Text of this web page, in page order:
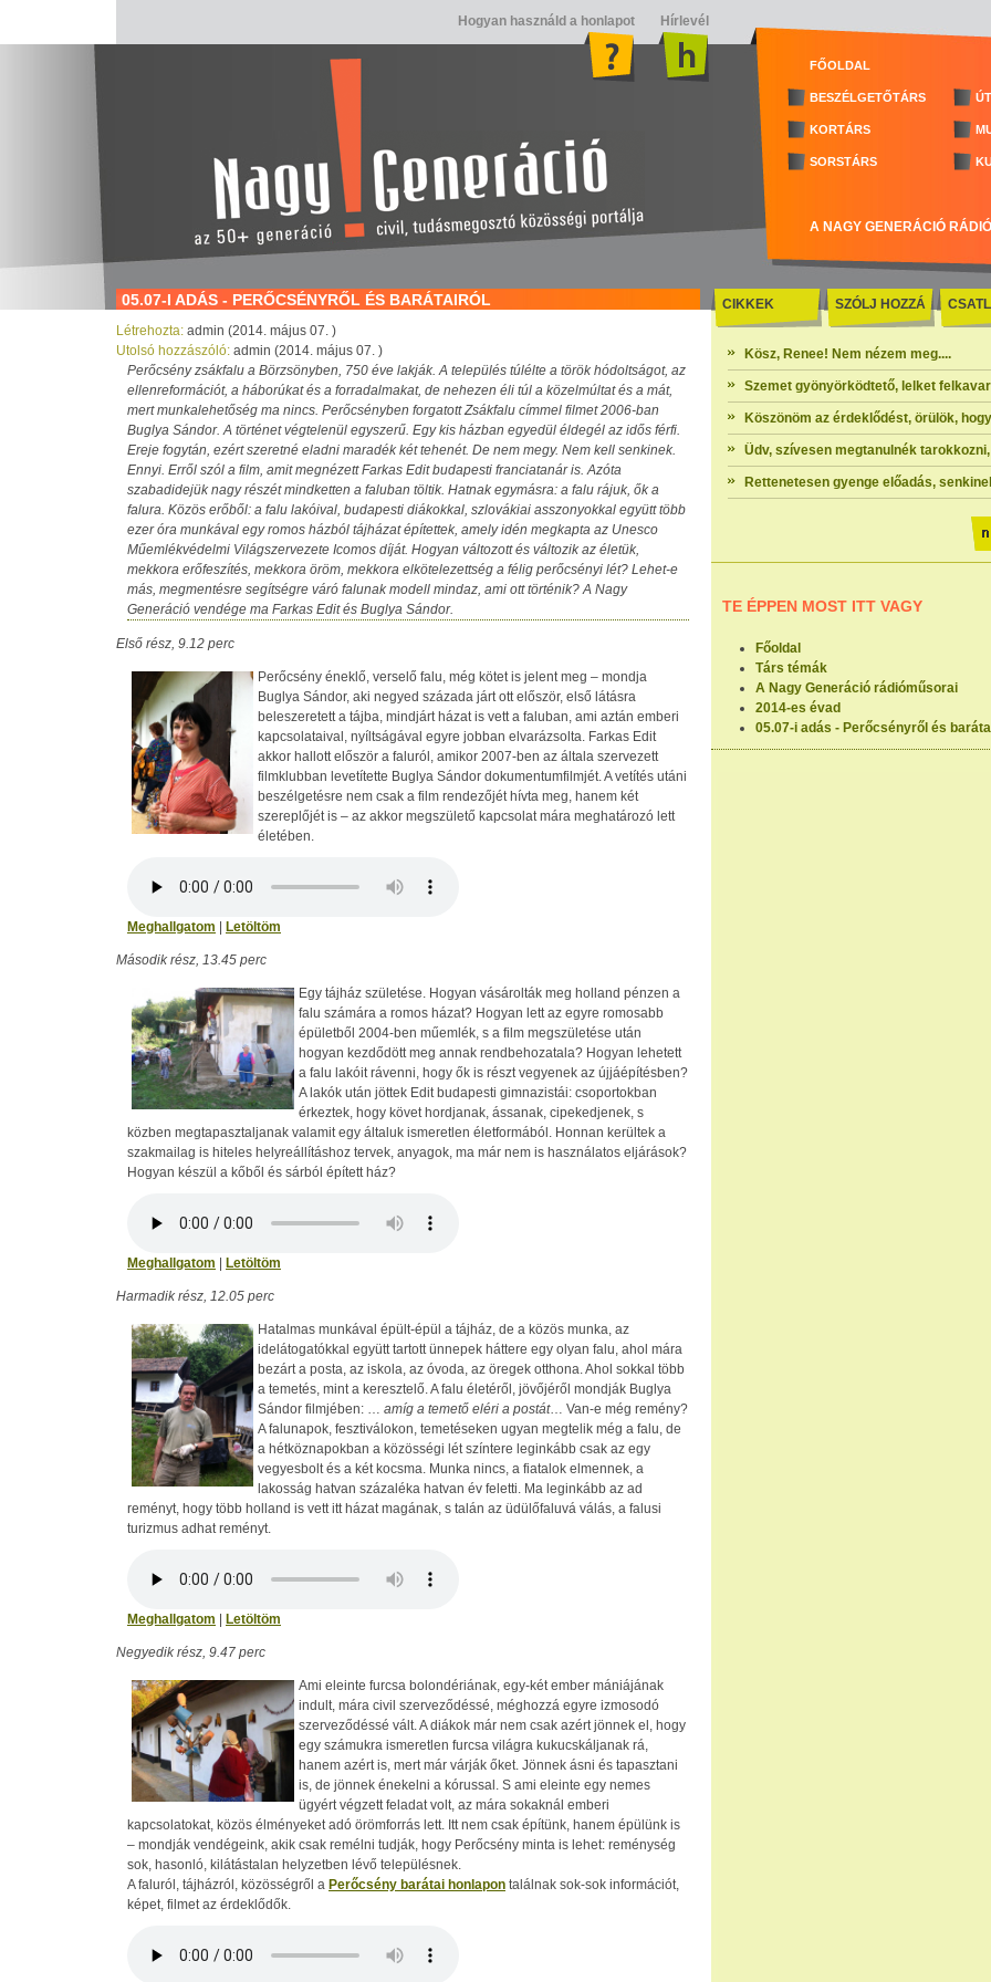
Hogyan használd a honlapot Hírlevél
FŐOLDAL
BESZÉLGETŐTÁRS
KORTÁRS
SORSTÁRS
A NAGY GENERÁCIÓ
05.07-I ADÁS - PERŐCSÉNYRŐL ÉS BARÁTAIRÓL
Létrehozta: admin (2014. május 07. )
Utolsó hozzászóló: admin (2014. május 07. )
Perőcsény zsákfalu a Börzsönyben, 750 éve lakják. A település túlélte a török hódoltságot, az
ellenreformációt, a háborúkat és a forradalmakat, de nehezen éli túl a közelmúltat és a mát,
mert munkalehetőség ma nincs. Perőcsényben forgatott Zsákfalu címmel filmet 2006-ban
Buglya Sándor. A történet végtelenül egyszerű. Egy kis házban egyedül éldegél az idős férfi.
Ereje fogytán, ezért szeretné eladni maradék két tehenét. De nem megy. Nem kell senkinek.
Ennyi. Erről szól a film, amit megnézett Farkas Edit budapesti franciatanár is. Azóta
szabadidejük nagy részét mindketten a faluban töltik. Hatnak egymásra: a falu rájuk, ők a
falura. Közös erőből: a falu lakóival, budapesti diákokkal, szlovákiai asszonyokkal együtt több
ezer óra munkával egy romos házból tájházat építettek, amely idén megkapta az Unesco
Műemlékvédelmi Világszervezete Icomos díját. Hogyan változott és változik az életük,
mekkora erőfeszítés, mekkora öröm, mekkora elkötelezettség a félig perőcsényi lét? Lehet-e
más, megmentésre segítségre váró falunak modell mindaz, ami ott történik? A Nagy
Generáció vendége ma Farkas Edit és Buglya Sándor.
Első rész, 9.12 perc
Perőcsény éneklő, verselő falu, még kötet is jelent meg – mondja
Buglya Sándor, aki negyed százada járt ott először, első látásra
beleszeretett a tájba, mindjárt házat is vett a faluban, ami aztán emberi
kapcsolataival, nyíltságával egyre jobban elvarázsolta. Farkas Edit
akkor hallott először a faluról, amikor 2007-ben az általa szervezett
filmklubban levetítette Buglya Sándor dokumentumfilmjét. A vetítés utáni
beszélgetésre nem csak a film rendezőjét hívta meg, hanem két
szereplőjét is – az akkor megszülető kapcsolat mára meghatározó lett
életében.
Meghallgatom Letöltöm
Második rész, 13.45 perc
Egy tájház születése. Hogyan vásárolták meg holland pénzen a
falu számára a romos házat? Hogyan lett az egyre romosabb
épületből 2004-ben műemlék, s a film megszületése után
hogyan kezdődött meg annak rendbehozatala? Hogyan lehetett
a falu lakóit rávenni, hogy ők is részt vegyenek az újjáépítésben?
A lakók után jöttek Edit budapesti gimnazistái: csoportokban
érkeztek, hogy követ hordjanak, ássanak, cipekedjenek, s
közben megtapasztaljanak valamit egy általuk ismeretlen életformából. Honnan kerültek a
szakmailag is hiteles helyreállításhoz tervek, anyagok, ma már nem is használatos eljárások?
Hogyan készül a kőből és sárból épített ház?
Meghallgatom Letöltöm
Harmadik rész, 12.05 perc
Hatalmas munkával épült-épül a tájház, de a közös munka, az
idelátogatókkal együtt tartott ünnepek háttere egy olyan falu, ahol mára
bezárt a posta, az iskola, az óvoda, az öregek otthona. Ahol sokkal több
a temetés, mint a keresztelő. A falu életéről, jövőjéről mondják Buglya
Sándor filmjében: … amíg a temető eléri a postát… Van-e még remény?
A falunapok, fesztiválokon, temetéseken ugyan megtelik még a falu, de
a hétköznapokban a közösségi lét színtere leginkább csak az egy
vegyesbolt és a két kocsma. Munka nincs, a fiatalok elmennek, a
lakosság hatvan százaléka hatvan év feletti. Ma leginkább az ad
reményt, hogy több holland is vett itt házat magának, s talán az üdülőfaluvá válás, a falusi
turizmus adhat reményt.
Meghallgatom Letöltöm
Negyedik rész, 9.47 perc
Ami eleinte furcsa bolondériának, egy-két ember mániájának
indult, mára civil szerveződéssé, méghozzá egyre izmosodó
szerveződéssé vált. A diákok már nem csak azért jönnek el, hogy
egy számukra ismeretlen furcsa világra kukucskáljanak rá,
hanem azért is, mert már várják őket. Jönnek ásni és tapasztani
is, de jönnek énekelni a kórussal. S ami eleinte egy nemes
ügyért végzett feladat volt, az mára sokaknál emberi
kapcsolatokat, közös élményeket adó örömforrás lett. Itt nem csak építünk, hanem épülünk is
– mondják vendégeink, akik csak remélni tudják, hogy Perőcsény minta is lehet: reménység
sok, hasonló, kilátástalan helyzetben lévő településnek.
A faluról, tájházról, közösségről a Perőcsény barátai honlapon találnak sok-sok információt,
képet, filmet az érdeklődők.
CIKKEK SZÓLJ HOZZÁ
Kösz, Renee! Nem nézem meg....
Szemet gyönyörködtető, lelket
Köszönöm az érdeklődést, örülök,
Üdv, szívesen megtanulnék
Rettenetesen gyenge előadás,
TE ÉPPEN MOST ITT VAGY
Főoldal
Társ témák
A Nagy Generáció rádióműsorai
2014-es évad
05.07-i adás - Perőcsényről és